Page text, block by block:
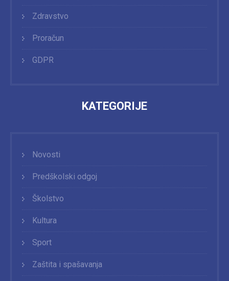
Zdravstvo
Proračun
GDPR
KATEGORIJE
Novosti
Predškolski odgoj
Školstvo
Kultura
Sport
Zaštita i spašavanja